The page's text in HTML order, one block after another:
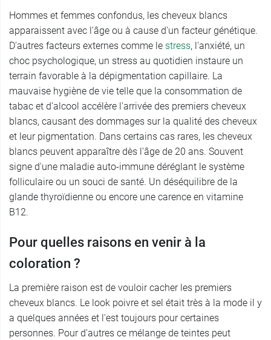
Hommes et femmes confondus, les cheveux blancs
apparaissent avec l'âge ou à cause d'un facteur génétique.
D'autres facteurs externes comme le stress, l'anxiété, un
choc psychologique, un stress au quotidien instaure un
terrain favorable à la dépigmentation capillaire. La
mauvaise hygiène de vie telle que la consommation de
tabac et d'alcool accélère l'arrivée des premiers cheveux
blancs, causant des dommages sur la qualité des cheveux
et leur pigmentation. Dans certains cas rares, les cheveux
blancs peuvent apparaître dès l'âge de 20 ans. Souvent
signe d'une maladie auto-immune déréglant le système
folliculaire ou un souci de santé. Un déséquilibre de la
glande thyroïdienne ou encore une carence en vitamine
B12.
Pour quelles raisons en venir à la
coloration ?
La première raison est de vouloir cacher les premiers
cheveux blancs. Le look poivre et sel était très à la mode il y
a quelques années et l'est toujours pour certaines
personnes. Pour d'autres ce mélange de teintes peut